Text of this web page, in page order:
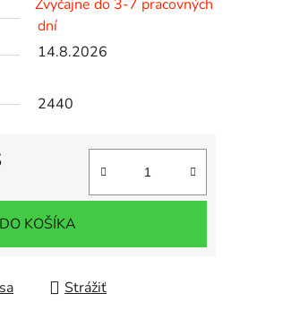
Zvyčajne do 3-7 pracovných
dní
14.8.2026
2440
DO KOŠÍKA
Strážiť